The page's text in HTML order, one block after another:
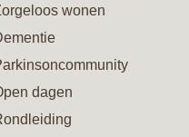
wonen
dagen